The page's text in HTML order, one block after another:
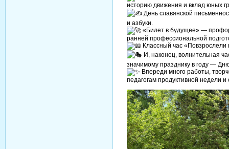
историю движения и вклад юных
День славянской
и азбуки.
«Билет в будущее» —
ранней профессиональной
Классный час «Повзрослели
И, наконец, волнительная
значимому празднику в году —
Впереди много работы,
педагогам продуктивной недели и